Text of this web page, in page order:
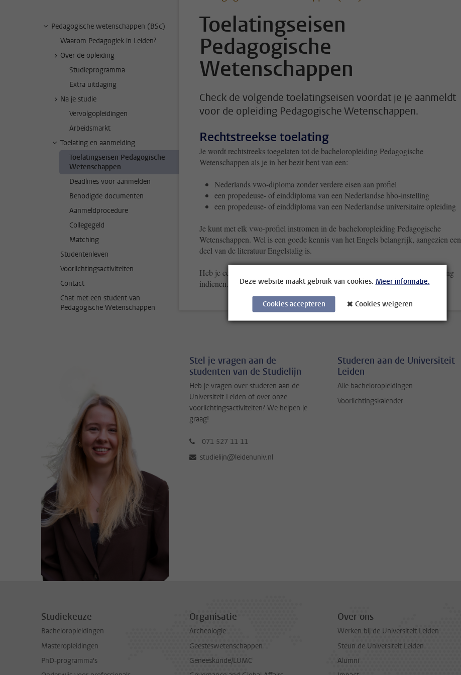
Pedagogische wetenschappen (BSc)
Waarom Pedagogiek in Leiden?
Over de opleiding
Studieprogramma
Extra uitdaging
Na je studie
Vervolgopleidingen
Arbeidsmarkt
Toelating en aanmelding
Toelatingseisen Pedagogische
Wetenschappen
Deadlines voor aanmelden
Benodigde documenten
Aanmeldprocedure
Collegegeld
Matching
Studentenleven
Voorlichtingsactiviteiten
Contact
Chat met een student van
Pedagogische Wetenschappen
Toelatingseisen
Pedagogische
Wetenschappen
Check de volgende toelatingseisen voordat je je aanmeldt
voor de opleiding Pedagogische Wetenschappen.
Rechtstreekse toelating
Je wordt rechtstreeks toegelaten tot de bacheloropleiding Pedagogische
Wetenschappen als je in het bezit bent van een:
Nederlands vwo-diploma zonder verdere eisen aan profiel
een propedeuse- of einddiploma van een Nederlandse hbo-instelling
een propedeuse- of einddiploma van een Nederlandse universitaire opleiding
Je kunt met elk vwo-profiel instromen in de bacheloropleiding Pedagogische
Wetenschappen. Wel is een goede kennis van het Engels belangrijk, aangezien een
deel van de literatuur Engelstalig is.
Heb je een ander diploma behaald, dan moet je een officieel verzoek tot toelating
indienen.
Stel je vragen aan de
studenten van de Studielijn
Heb je vragen over studeren aan de
Universiteit Leiden of over onze
voorlichtingsactiviteiten? We helpen je
graag!
071 527 11 11
studielijn@leidenuniv.nl
Studeren aan de Universiteit
Leiden
Alle bacheloropleidingen
Voorlichtingskalender
Studiekeuze
Bacheloropleidingen
Masteropleidingen
PhD-programma's
Organisatie
Archeologie
Geesteswetenschappen
Geneeskunde/LUMC
Over ons
Werken bij de Universiteit Leiden
Steun de Universiteit Leiden
Alumni
Deze website maakt gebruik van cookies. Meer informatie.
Cookies accepteren Cookies weigeren